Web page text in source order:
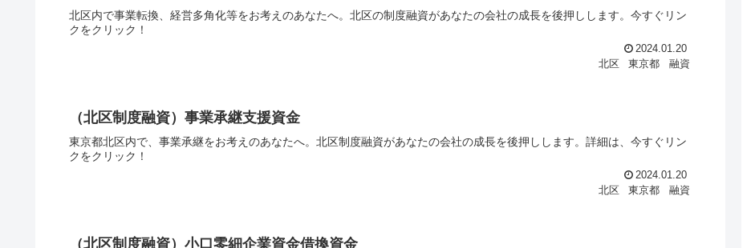
北区内で事業転換、経営多角化等をお考えのあなたへ。北区の制度融資があなたの会社の成長を後押しします。今すぐリン
クをクリック！
2024.01.20
北区
東京都 融資
（北区制度融資）事業承継支援資金
東京都北区内で、事業承継をお考えのあなたへ。北区制度融資があなたの会社の成長を後押しします。詳細は、今すぐリン
クをクリック！
2024.01.20
北区
東京都 融資
（北区制度融資）小口零細企業資金借換資金